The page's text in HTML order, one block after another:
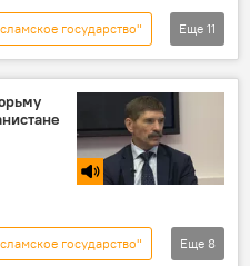
государство"
Сирия
война
Боевики
Еще 11
государство"
Еще 8